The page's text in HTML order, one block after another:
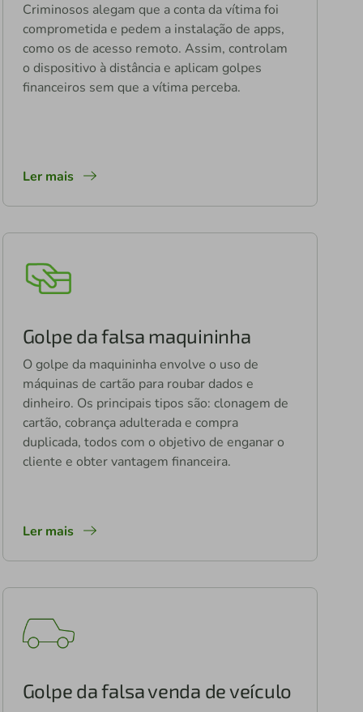
Criminosos alegam que a conta da vítima foi
comprometida e pedem a instalação de apps,
como os de acesso remoto. Assim, controlam
o dispositivo à distância e aplicam golpes
financeiros sem que a vítima perceba.
Ler mais
Golpe da falsa maquininha
O golpe da maquininha envolve o uso de
máquinas de cartão para roubar dados e
dinheiro. Os principais tipos são: clonagem de
cartão, cobrança adulterada e compra
duplicada, todos com o objetivo de enganar o
cliente e obter vantagem financeira.
Ler mais
Golpe da falsa venda de veículo